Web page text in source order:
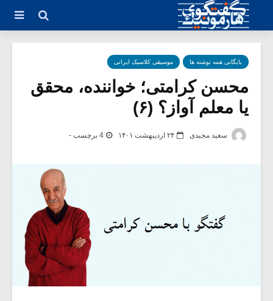
بایگانی همه نوشته ها موسیقی کلاسیک ایرانی
محسن کرامتی؛ خواننده، محقق
یا معلم آواز؟ (۶)
سعید مجیدی ۲۴ اردیبهشت ۱۴۰۱ 4 برچسب -